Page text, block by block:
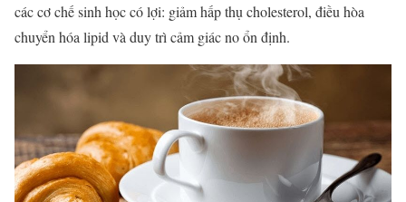
các cơ chế sinh học có lợi: giảm hấp thụ cholesterol, điều hòa
chuyển hóa lipid và duy trì cảm giác no ổn định.